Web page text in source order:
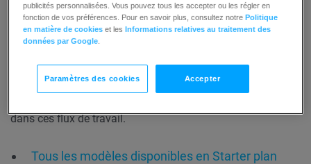
Modèles inclus dans le forfait
Marketer
Les utilisateurs du plan Marketer peuvent créer un nombre
illimité de flux de travail personnalisés ; cependant, les
dans ces flux de travail.
Tous les modèles disponibles en Starter plan
publicités personnalisées. Vous pouvez tous les accepter ou les régler en
fonction de vos préférences. Pour en savoir plus, consultez notrePolitique
en matière de cookies et lesInformations relatives au traitement des
données par Google
Paramètres des cookies Accepter